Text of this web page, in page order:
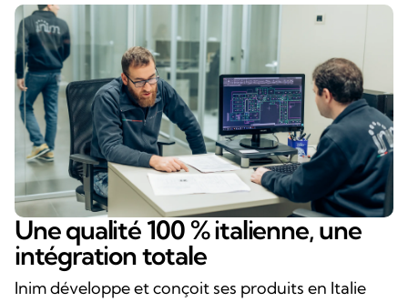
Une qualité 100 % italienne, une
intégration totale
Inim développe et conçoit ses produits en Italie